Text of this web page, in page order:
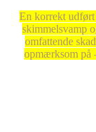
En korrekt udført
skimmelsvamp
omfattende
opmærksom på